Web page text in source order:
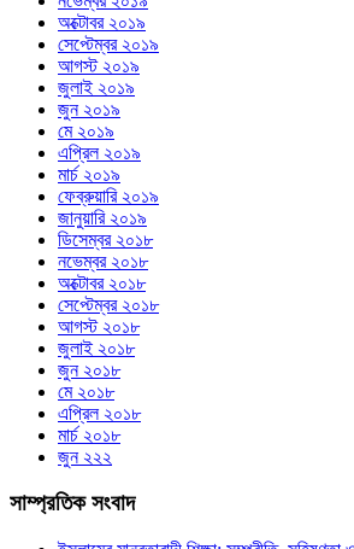
অক্টোবর ২০১৯
সেপ্টেম্বর ২০১৯
আগস্ট ২০১৯
জুলাই ২০১৯
জুন ২০১৯
মে ২০১৯
এপ্রিল ২০১৯
মার্চ ২০১৯
ফেব্রুয়ারি ২০১৯
জানুয়ারি ২০১৯
ডিসেম্বর ২০১৮
নভেম্বর ২০১৮
অক্টোবর ২০১৮
সেপ্টেম্বর ২০১৮
আগস্ট ২০১৮
জুলাই ২০১৮
জুন ২০১৮
মে ২০১৮
এপ্রিল ২০১৮
মার্চ ২০১৮
জুন ২২২
সাম্প্রতিক সংবাদ